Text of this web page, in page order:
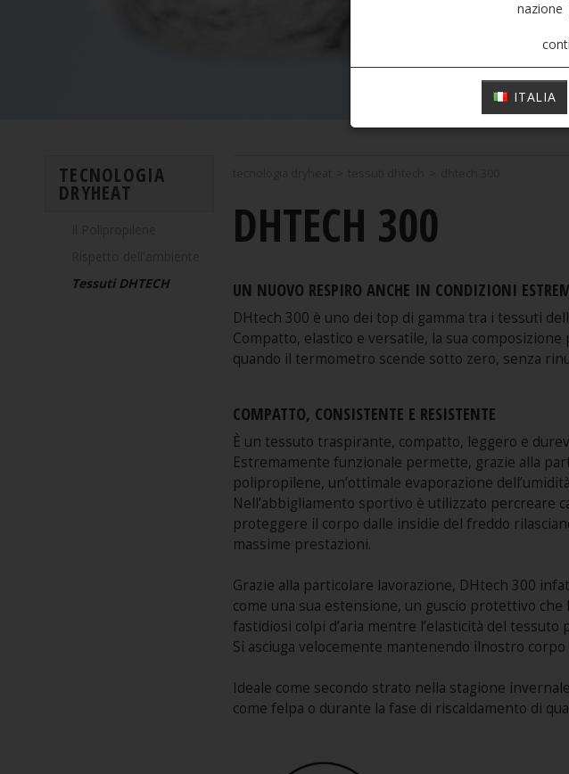
TECNOLOGIA
DRYHEAT
Tessuti DHTECH
DHTECH 300
UN NUOVO RESPIRO ANCHE IN CONDIZIONI
DHtech 300 è uno dei top di gamma tra i tessuti
Compatto, elastico e versatile, la sua
quando il termometro scende sotto zero, senza
COMPATTO, CONSISTENTE E RESISTENTE
È un tessuto traspirante, compatto, leggero e
Estremamente funzionale permette, grazie alla
polipropilene, un’ottimale evaporazione
Nell’abbigliamento sportivo è utilizzato percreare
proteggere il corpo dalle insidie del freddo
massime prestazioni.
Grazie alla particolare lavorazione, DHtech 300
come una sua estensione, un guscio protettivo
fastidiosi colpi d’aria mentre l’elasticità del
Si asciuga velocemente mantenendo ilnostro
Ideale come secondo strato nella stagione
come felpa o durante la fase di riscaldamento di
nazione
ITALIA